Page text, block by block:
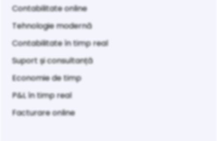
Contabilitate online
Tehnologie modernă
Contabilitate în timp real
Suport și consultanță
Economie de timp
P&L în timp real
Facturare online